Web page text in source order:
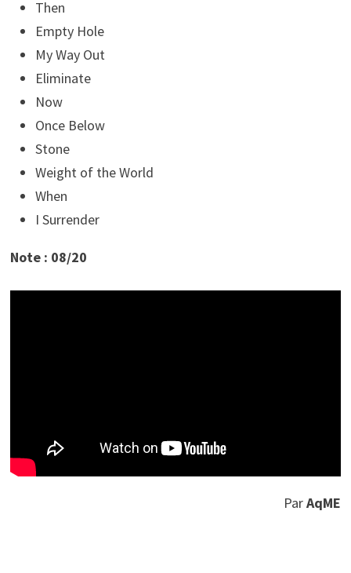
Then
Empty Hole
My Way Out
Eliminate
Now
Once Below
Stone
Weight of the World
When
I Surrender
Note : 08/20
ParAqME